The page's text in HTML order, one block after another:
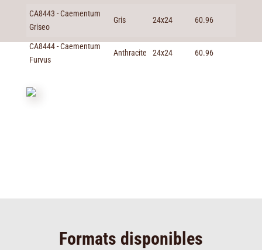
CA8443 - Caementum
Griseo
Gris 24x24 60.96
CA8444 - Caementum
Furvus
Anthracite 24x24 60.96
Formats disponibles